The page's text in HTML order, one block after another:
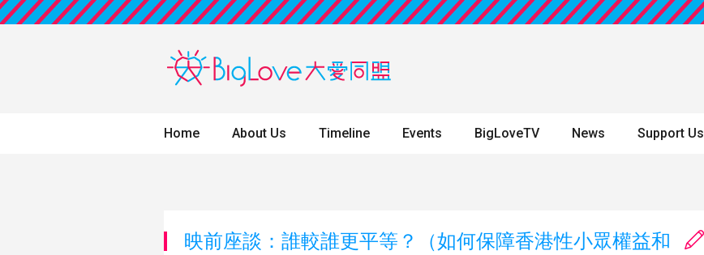
Home About Us Timeline Events BigLoveTV News Support Us
映前座談：誰較誰更平等？（如何保障香港性小眾權益和